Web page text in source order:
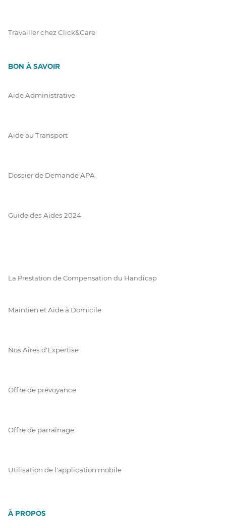
Travailler chez Click&Care
BON À SAVOIR
Aide Administrative
Aide au Transport
Dossier de Demande APA
Guide des Aides 2024
La Prestation de Compensation du Handicap
Maintien et Aide à Domicile
Nos Aires d'Expertise
Offre de prévoyance
Offre de parrainage
Utilisation de l'application mobile
À PROPOS